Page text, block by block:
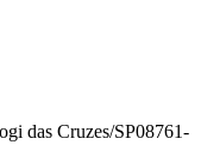
das Cruzes/SP08761-